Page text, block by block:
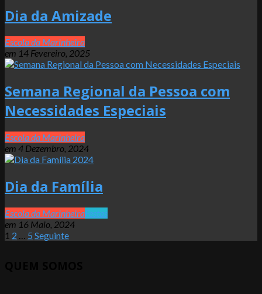
Dia da Amizade
2025-
02-
14
Escola da Marinheira
em 14 Fevereiro, 2025
Semana Regional da Pessoa com
Necessidades Especiais
2024-
12-
04
Escola da Marinheira
em 4 Dezembro, 2024
Dia da Família
2024-
05-
16
Escola da MarinheiraFestas
em 16 Maio, 2024
Paginação
1 2 … 5 Seguinte